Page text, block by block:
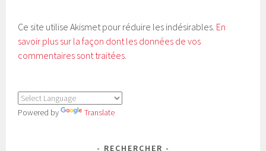
Ce site utilise Akismet pour réduire les indésirables. En
savoir plus sur la façon dont les données de vos
commentaires sont traitées.
Powered by Translate
RECHERCHER